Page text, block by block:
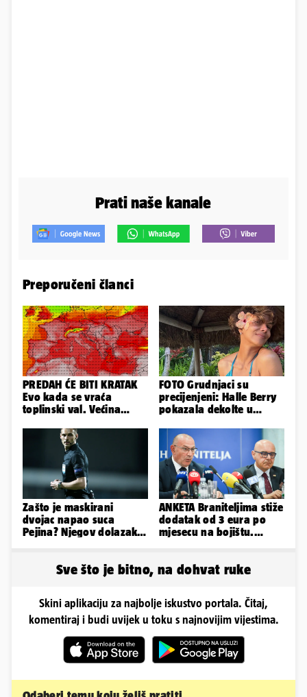
Prati naše kanale
Preporučeni članci
PREDAH ĆE BITI KRATAK
Evo kada se vraća
toplinski val. Većina
FOTO Grudnjaci su
precijenjeni: Halle Berry
pokazala dekolte u
haljinici
Zašto je maskirani
dvojac napao suca
Pejina? Njegov dolazak u
ANKETA Braniteljima stiže
dodatak od 3 eura po
mjesecu na bojištu.
Sve što je bitno, na dohvat ruke
Skini aplikaciju za najbolje iskustvo portala. Čitaj,
komentiraj i budi uvijek u toku s najnovijim vijestima.